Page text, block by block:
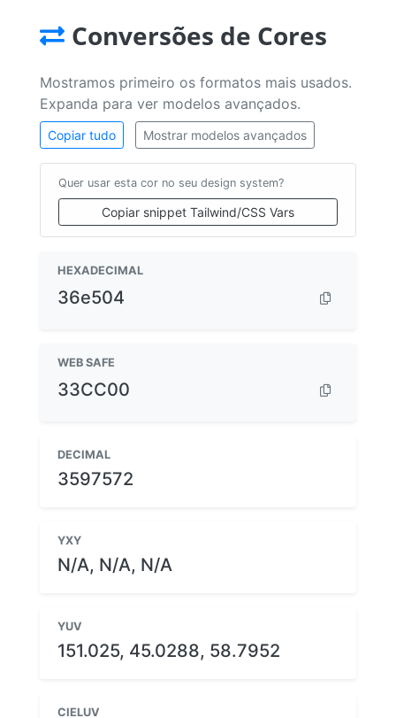
Conversões de Cores
Mostramos primeiro os formatos mais usados.
Expanda para ver modelos avançados.
Copiar tudo Mostrar modelos avançados
Quer usar esta cor no seu design system?
Copiar snippet Tailwind/CSS Vars
HEXADECIMAL
36e504
WEB SAFE
33CC00
DECIMAL
3597572
YXY
N/A, N/A, N/A
YUV
151.025, 45.0288, 58.7952
CIELUV